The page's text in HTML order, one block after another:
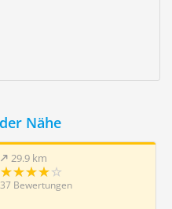
Nähe
29.9 km
37 Bewertungen